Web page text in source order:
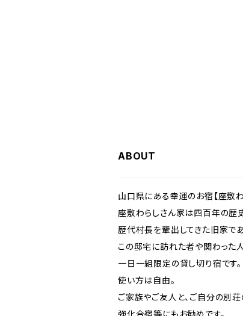
ABOUT
山口県にある幸運のお宿【座敷わ
座敷わらしさん家は四百年の歴
歴代村長を輩出してきた旧家であ
この邸宅に訪れた者や関わった
一日一組限定の貸し切り宿です。
使い方は自由。
ご家族やご友人と、ご自分の別
強化合宿等にもお勧めです。